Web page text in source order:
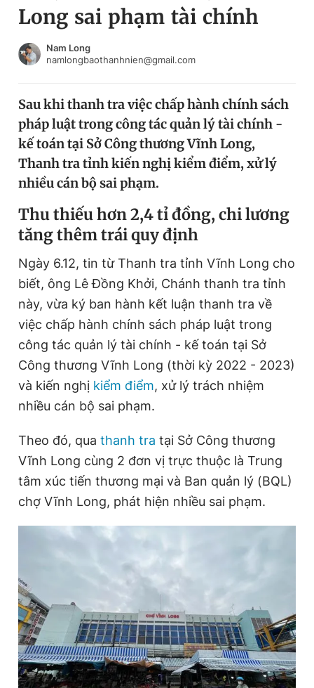
Chuyên mục khác
Chào ngày mới
Video Magazine
Sản phẩm khác
Tiện ích Bạn cần biết
Thông tin tòa soạn Liên hệ quảng cáo
Đọc Thanh Niên trên điện thoại
Theo dõi báo trên
Hotline
0906 645 777
Liên hệ quảng cáo
0908 780 404
Quảng cáo
Phó tổng biên tập thường trực: Hải Thành
Phó tổng biên tập: Lâm Hiếu Dũng
Phó tổng biên tập: Trần Việt Hưng
Tổng thư ký tòa soạn: Đức Trung
Giấy phép xuất bản số 110/GP - BTTTT cấp ngày 24.3.2020
© 2003-2026 Bản quyền thuộc về Báo Thanh Niên. Cấm sao
chép dưới mọi hình thức nếu không có sự chấp thuận bằng văn
bản. Phát triển bởi ePi Technologies, JSC.
Tin đã xem
Đăng xuất
Long sai phạm tài chính
Nam Long
namlongbaothanhnien@gmail.com
Sau khi thanh tra việc chấp hành chính sách
pháp luật trong công tác quản lý tài chính -
kế toán tại Sở Công thương Vĩnh Long,
Thanh tra tỉnh kiến nghị kiểm điểm, xử lý
nhiều cán bộ sai phạm.
Thu thiếu hơn 2,4 tỉ đồng, chi lương
tăng thêm trái quy định
Ngày 6.12, tin từ Thanh tra tỉnh Vĩnh Long cho
biết, ông Lê Đồng Khởi, Chánh thanh tra tỉnh
này, vừa ký ban hành kết luận thanh tra về
việc chấp hành chính sách pháp luật trong
công tác quản lý tài chính - kế toán tại Sở
Công thương Vĩnh Long (thời kỳ 2022 - 2023)
và kiến nghị kiểm điểm, xử lý trách nhiệm
nhiều cán bộ sai phạm.
Theo đó, qua thanh tra tại Sở Công thương
Vĩnh Long cùng 2 đơn vị trực thuộc là Trung
tâm xúc tiến thương mại và Ban quản lý (BQL)
chợ Vĩnh Long, phát hiện nhiều sai phạm.